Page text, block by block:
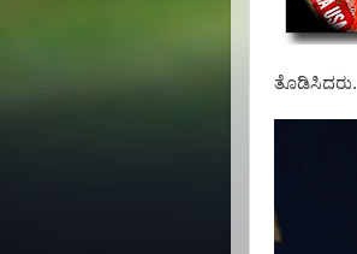
ತೊಡಿಸಿದರು.